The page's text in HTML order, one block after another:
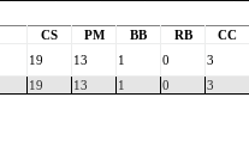
CS PM BB RB
CC
19 13 1 0
3
19 13 1 0 3